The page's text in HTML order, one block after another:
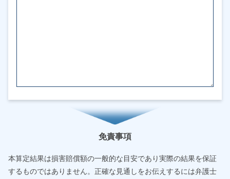
免責事項
本算定結果は損害賠償額の一般的な目安であり実際の結果を保証
するものではありません。正確な見通しをお伝えするには弁護士